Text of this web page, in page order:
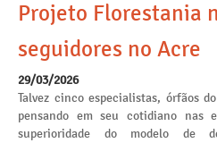
Projeto Florestania
seguidores no Acre
29/03/2026
Talvez cinco especialistas, órfãos
pensando em seu cotidiano nas
superioridade do modelo de